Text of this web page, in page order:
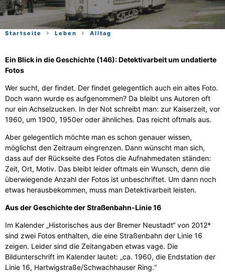
Startseite Leben Alltag
Ein Blick in die Geschichte (146): Detektivarbeit um undatierte
Fotos
Wer sucht, der findet. Der findet gelegentlich auch ein altes Foto.
Doch wann wurde es aufgenommen? Da bleibt uns Autoren oft
nur ein Achselzucken. In der Not schreibt man: zur Kaiserzeit, vor
1960, um 1900, 1950er oder ähnliches. Das reicht oftmals aus.
Aber gelegentlich möchte man es schon genauer wissen,
möglichst den Zeitraum eingrenzen. Dann wünscht man sich,
dass auf der Rückseite des Fotos die Aufnahmedaten ständen:
Zeit, Ort, Motiv. Das bleibt leider oftmals ein Wunsch, denn die
überwiegende Anzahl der Fotos ist unbeschriftet. Um dann noch
etwas herausbekommen, muss man Detektivarbeit leisten.
Aus der Geschichte der Straßenbahn-Linie 16
Im Kalender „Historisches aus der Bremer Neustadt“ von 2012*
sind zwei Fotos enthalten, die eine Straßenbahn der Linie 16
zeigen. Leider sind die Zeitangaben etwas vage. Die
Bildunterschrift im Kalender lautet: „ca. 1960, die Endstation der
Linie 16, Hartwigstraße/Schwachhauser Ring.“